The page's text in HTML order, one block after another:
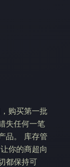
购买第一批
失任何一笔
品。 库存管
你的商超向
都保持可